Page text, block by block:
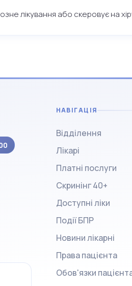
лікування або скеровує на
НАВІГАЦІЯ
Відділення
Лікарі
Платні послуги
Скринінг 40+
Доступні ліки
Події БПР
Новини лікарні
Права пацієнта
Обов'язки